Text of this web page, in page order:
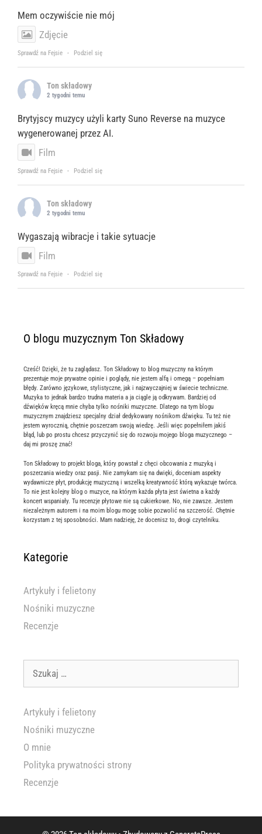
Mem oczywiście nie mój
Zdjęcie
Sprawdź na Fejsie · Podziel się
Ton składowy
2 tygodni temu
Brytyjscy muzycy użyli karty Suno Reverse na muzyce
wygenerowanej przez AI.
Film
Sprawdź na Fejsie · Podziel się
Ton składowy
2 tygodni temu
Wygaszają wibracje i takie sytuacje
Film
Sprawdź na Fejsie · Podziel się
O blogu muzycznym Ton Składowy
Cześć! Dzięki, że tu zaglądasz. Ton Składowy to blog muzyczny na którym
prezentuje moje prywatne opinie i poglądy, nie jestem alfą i omegą – popełniam
błędy. Zarówno językowe, stylistyczne, jak i najzwyczajniej w świecie techniczne.
Muzyka to jednak bardzo trudna materia a ja ciągle ją odkrywam. Bardziej od
dźwięków kręcą mnie chyba tylko nośniki muzyczne. Dlatego na tym blogu
muzycznym znajdziesz specjalny dział dedykowany nośnikom dźwięku. Tu też nie
jestem wyrocznią, chętnie poszerzam swoją wiedzę. Jeśli więc popełniłem jakiś
błąd, lub po prostu chcesz przyczynić się do rozwoju mojego bloga muzycznego –
daj mi proszę znać!
Ton Składowy to projekt bloga, który powstał z chęci obcowania z muzyką i
poszerzania wiedzy oraz pasji. Nie zamykam się na dwięki, doceniam aspekty
wydawnicze płyt, produkcję muzyczną i wszelką kreatywność którą wykazuje twórca.
To nie jest kolejny blog o muzyce, na którym każda płyta jest świetna a każdy
koncert wspaniały. Tu recenzje płytowe nie są cukierkowe. No, nie zawsze. Jestem
niezależnym autorem i na moim blogu mogę sobie pozwolić na szczerość. Chętnie
korzystam z tej sposobności. Mam nadzieję, że docenisz to, drogi czytelniku.
Kategorie
Artykuły i felietony
Nośniki muzyczne
Recenzje
Artykuły i felietony
Nośniki muzyczne
O mnie
Polityka prywatności strony
Recenzje